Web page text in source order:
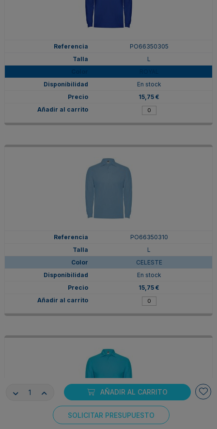
AÑADIR AL CARRITO
SOLICITAR PRESUPUESTO
PO66350305
L
En stock
15,75 €
PO66350310
L
CELESTE
En stock
15,75 €
Consentimiento de cookies